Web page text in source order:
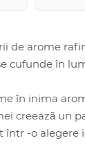
de arome
cufunde în
în inima
creează un
-o alegere